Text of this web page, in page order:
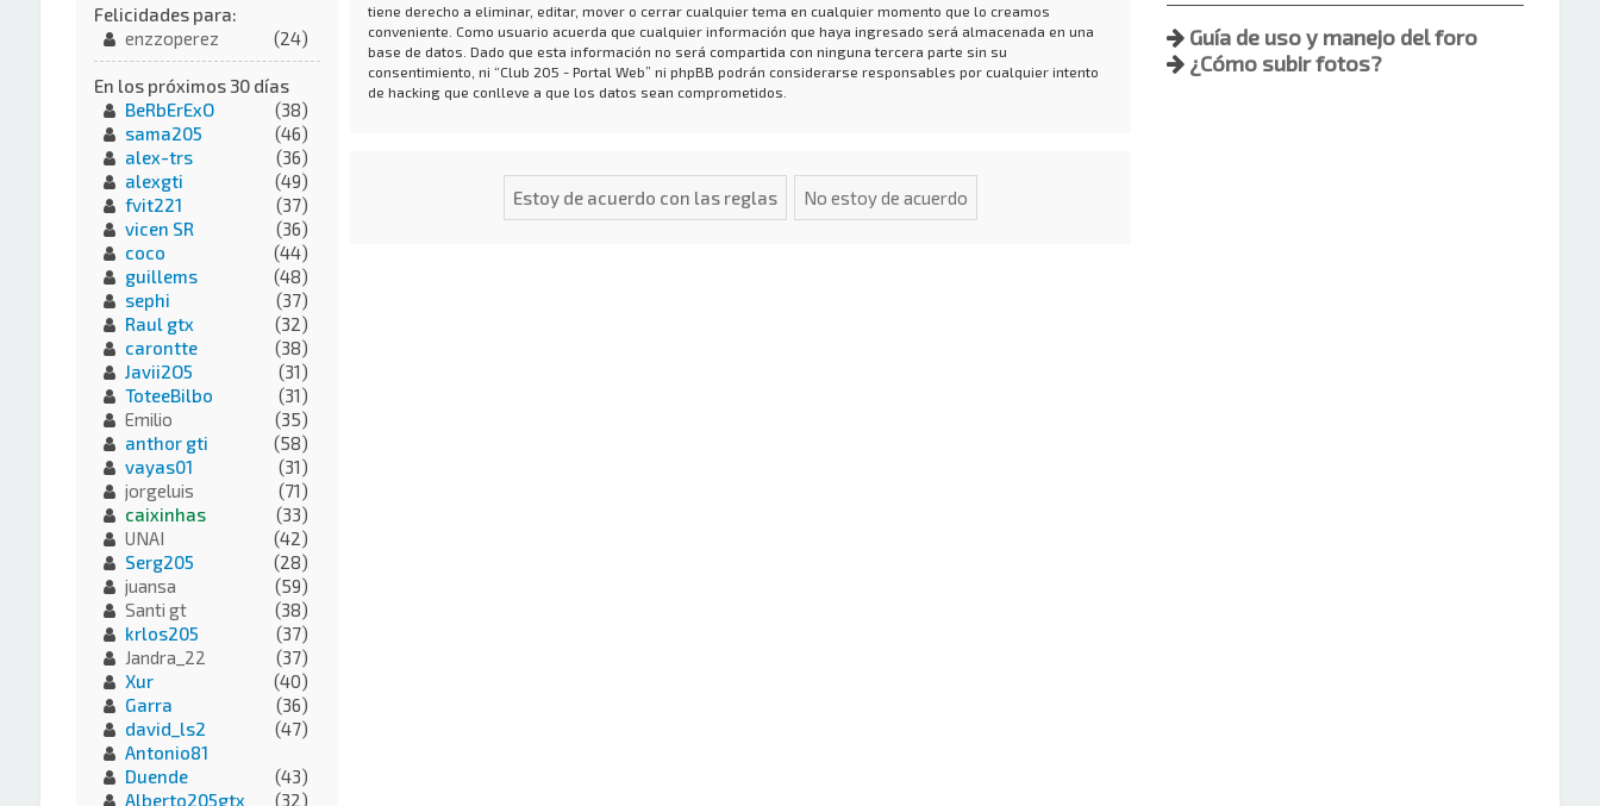
tiene derecho a eliminar, editar, mover o cerrar cualquier tema en cualquier momento que lo creamos
conveniente. Como usuario acuerda que cualquier información que haya ingresado será almacenada en una
base de datos. Dado que esta información no será compartida con ninguna tercera parte sin su
consentimiento, ni “Club 205 - Portal Web” ni phpBB podrán considerarse responsables por cualquier intento
de hacking que conlleve a que los datos sean comprometidos.
Guía de uso y manejo del foro
¿Cómo subir fotos?
Felicidades para:
enzzoperez
(24)
En los próximos 30 días
BeRbErExO
(38)
sama205
(46)
alex-trs
(36)
alexgti
(49)
fvit221
(37)
vicen SR
(36)
coco
(44)
guillems
(48)
sephi
(37)
Raul gtx
(32)
carontte
(38)
Javii2O5
(31)
ToteeBilbo
(31)
Emilio
(35)
anthor gti
(58)
vayas01
(31)
jorgeluis
(71)
caixinhas
(33)
UNAI
(42)
Serg205
(28)
juansa
(59)
Santi gt
(38)
krlos205
(37)
Jandra_22
(37)
Xur
(40)
Garra
(36)
david_ls2
(47)
Antonio81
Duende
(43)
Alberto205gtx
(32)